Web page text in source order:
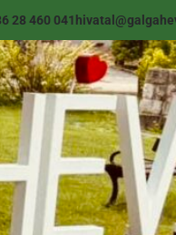
28 460 041